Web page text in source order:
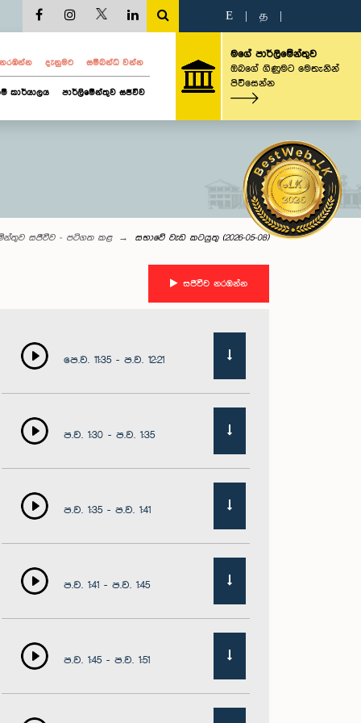
E த
දැනුමට සම්බන්ධ වන්න
කාර්යාලය පාර්ලිමේන්තුව සජීවීව
මගේ පාර්ලිමේන්තුව
ඔබගේ ගිණුමට මෙතැනින්
පිවිසෙන්න
සජීවීව - පටිගත කළ සභාවේ වැඩ කටයුතු (2026-05-08)
සජීවීව නරඹන්න
පෙ.ව. 11:35 - ප.ව. 12:21
ප.ව. 1:30 - ප.ව. 1:35
ප.ව. 1:35 - ප.ව. 1:41
ප.ව. 1:41 - ප.ව. 1:45
ප.ව. 1:45 - ප.ව. 1:51